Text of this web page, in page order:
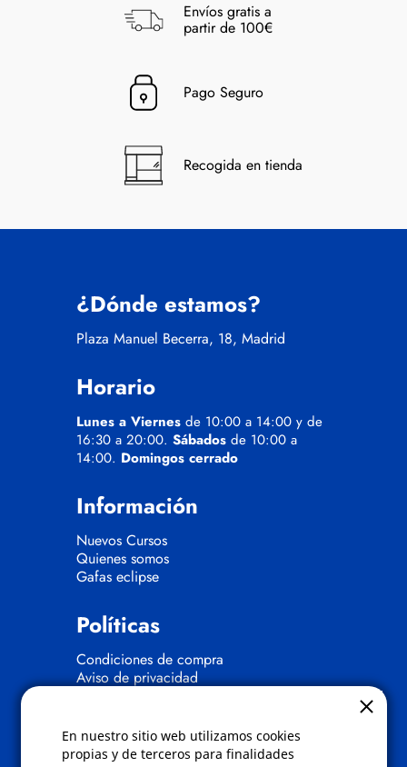
En nuestro sitio web utilizamos cookies
propias y de terceros para finalidades
Envíos gratis a
partir de 100€
Pago Seguro
Recogida en tienda
¿Dónde estamos?
Plaza Manuel Becerra, 18, Madrid
Horario
Lunes a Viernes de 10:00 a 14:00 y de
16:30 a 20:00. Sábados de 10:00 a
14:00. Domingos cerrado
Información
Nuevos Cursos
Quienes somos
Gafas eclipse
Políticas
Condiciones de compra
Aviso de privacidad
Derecho de desistimiento
Preguntas frecuentes